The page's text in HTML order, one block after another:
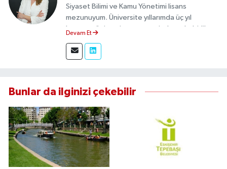
Siyaset Bilimi ve Kamu Yönetimi lisans
mezunuyum. Üniversite yıllarımda üç yıl
boyunca üniversite gazetesinde muhabirlik
Haber'de sahadan doğru ve tarafsız bilgi
aktarımı sağlamaktayım.
Devam Et
Bunlar da ilginizi çekebilir